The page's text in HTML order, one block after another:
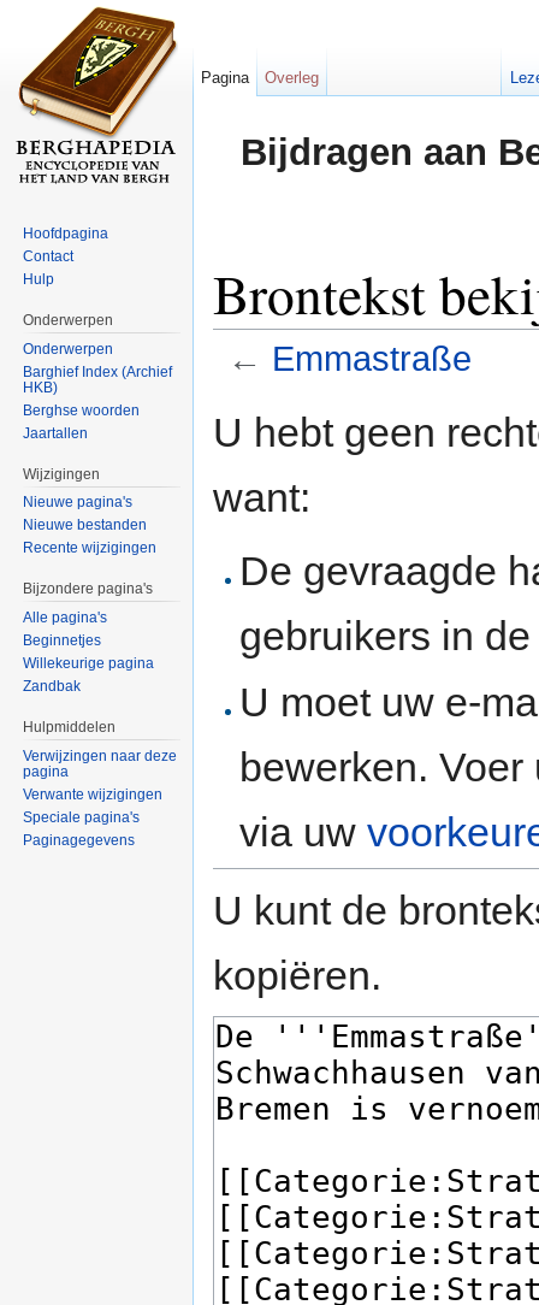
Bijdragen aan
Brontekst
← Emmastraße
U hebt geen
want:
De gevraagde
gebruikers in
U moet uw e-
bewerken.
via uw
U kunt de
kopiëren.
Pagina Overleg
Hoofdpagina
Contact
Hulp
Onderwerpen
Onderwerpen
Barghief Index (Archief
HKB)
Berghse woorden
Jaartallen
Wijzigingen
Nieuwe pagina's
Nieuwe bestanden
Recente wijzigingen
Bijzondere pagina's
Alle pagina's
Beginnetjes
Willekeurige pagina
Zandbak
Hulpmiddelen
Verwijzingen naar deze
pagina
Verwante wijzigingen
Speciale pagina's
Paginagegevens